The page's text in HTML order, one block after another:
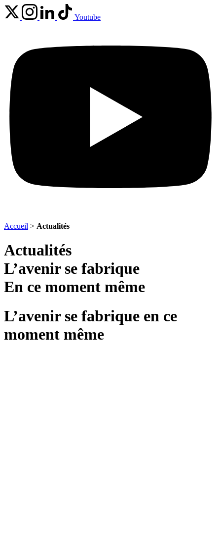
Youtube
Accueil > Actualités
Actualités
L’avenir se fabrique
En ce moment même
L’avenir se fabrique en ce
moment même